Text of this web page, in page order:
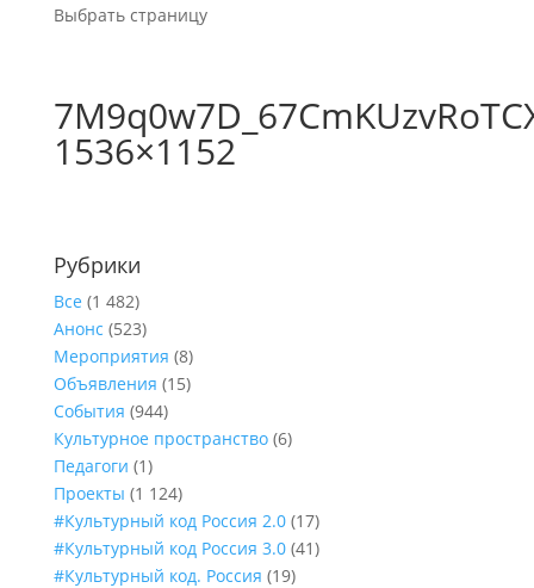
Выбрать страницу
1536×1152
Рубрики
Все (1 482)
Анонс (523)
Мероприятия (8)
Объявления (15)
События (944)
Культурное пространство(6)
Педагоги (1)
Проекты (1 124)
#Культурный код Россия 2.0(17)
#Культурный код Россия 3.0(41)
#Культурный код. Россия (19)